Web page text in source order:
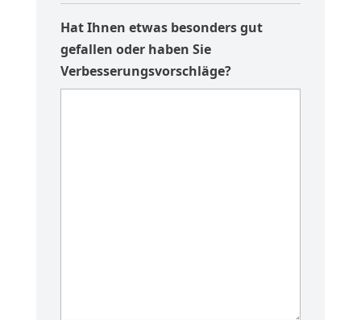
Hat Ihnen etwas besonders gut
gefallen oder haben Sie
Verbesserungsvorschläge?